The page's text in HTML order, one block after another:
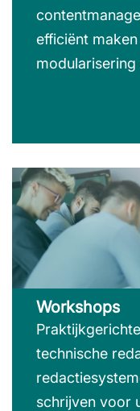
efficiënt
Workshops
technische
schrijven voor